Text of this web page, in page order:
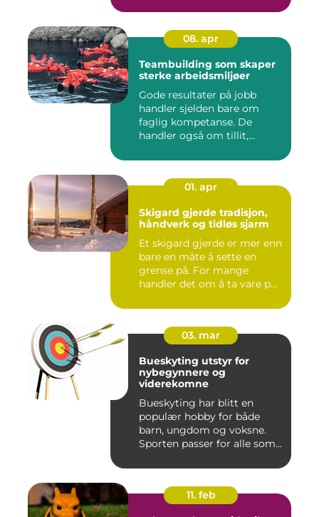
08. apr
Teambuilding som skaper
sterke arbeidsmiljøer
Gode resultater på jobb
handler sjelden bare om
faglig kompetanse. De
handler også om tillit,
01. apr
Skigard gjerde tradisjon,
håndverk og tidløs sjarm
Et skigard gjerde er mer enn
bare en måte å sette en
grense på. For mange
handler det om å ta vare p...
03. mar
Bueskyting utstyr for
nybegynnere og
viderekomne
Bueskyting har blitt en
populær hobby for både
barn, ungdom og voksne.
Sporten passer for alle som
11. feb